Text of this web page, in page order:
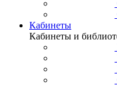
Кабинеты
Кабинеты и